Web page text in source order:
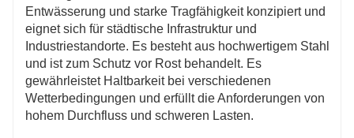
Infrastruktur.
Entwässerung und starke Tragfähigkeit konzipiert und
eignet sich für städtische Infrastruktur und
Industriestandorte. Es besteht aus hochwertigem Stahl
und ist zum Schutz vor Rost behandelt. Es
gewährleistet Haltbarkeit bei verschiedenen
Wetterbedingungen und erfüllt die Anforderungen von
hohem Durchfluss und schweren Lasten.